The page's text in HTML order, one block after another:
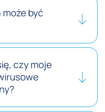
być
czy moje